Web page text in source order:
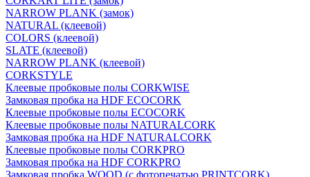
NARROW PLANK (замок)
NATURAL (клеевой)
COLORS (клеевой)
SLATE (клеевой)
NARROW PLANK (клеевой)
CORKSTYLE
Клеевые пробковые полы CORKWISE
Замковая пробка на HDF ECOCORK
Клеевые пробковые полы ECOCORK
Клеевые пробковые полы NATURALCORK
Замковая пробка на HDF NATURALCORK
Клеевые пробковые полы CORKPRO
Замковая пробка на HDF CORKPRO
Замковая пробка WOOD (с фотопечатью PRINTCORK)